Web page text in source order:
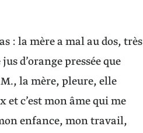
: la mère a mal au dos, très
d’orange pressée que
la mère, pleure, elle
et c’est mon âme qui me
enfance, mon travail,